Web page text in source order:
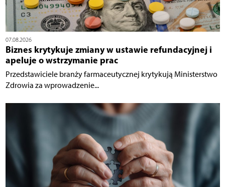
07.08.2026
Biznes krytykuje zmiany w ustawie refundacyjnej i
apeluje o wstrzymanie prac
Przedstawiciele branży farmaceutycznej krytykują Ministerstwo
Zdrowia za wprowadzenie...